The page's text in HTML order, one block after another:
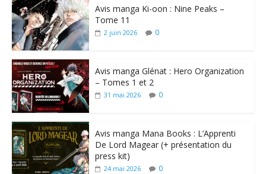
Avis manga Ki-oon : Nine Peaks –
Tome 11
2 juin 2026 0
Avis manga Glénat : Hero Organization
– Tomes 1 et 2
31 mai 2026 0
Avis manga Mana Books : L’Apprenti
De Lord Magear (+ présentation du
press kit)
24 mai 2026 0